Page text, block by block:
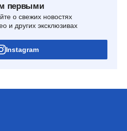
первыми
о свежих новостях
и других эксклюзивах
Instagram